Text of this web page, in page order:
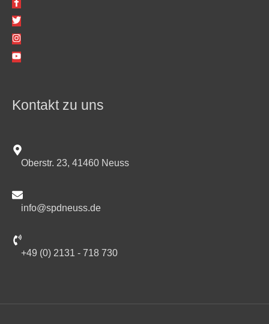
Kontakt zu uns
Oberstr. 23, 41460 Neuss
info@spdneuss.de
+49 (0) 2131 - 718 730